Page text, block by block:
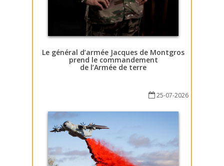
Le général d’armée Jacques de Montgros
prend le commandement
de l’Armée de terre
25-07-2026